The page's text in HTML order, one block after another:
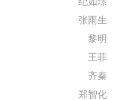
张雨生
黎明
王菲
齐秦
郑智化